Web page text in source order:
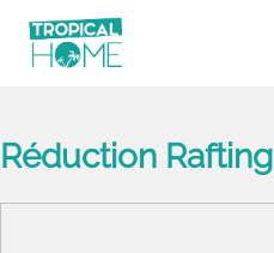
Réduction Rafting